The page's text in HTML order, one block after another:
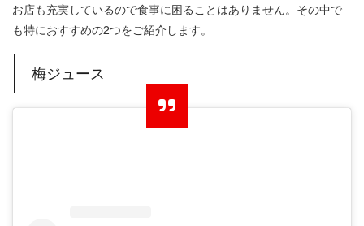
お店も充実しているので食事に困ることはありません。その中で
も特におすすめの2つをご紹介します。
梅ジュース